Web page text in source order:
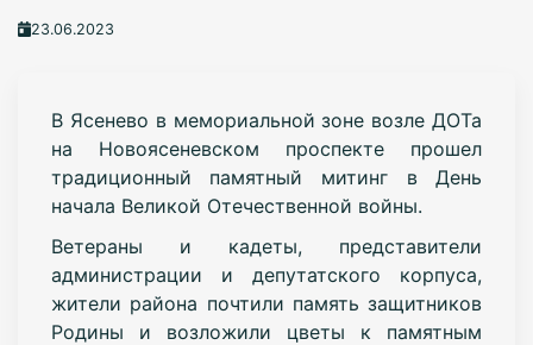
23.06.2023
В Ясенево в мемориальной зоне возле ДОТа
на Новоясеневском проспекте прошел
традиционный памятный митинг в День
начала Великой Отечественной войны.
Ветераны и кадеты, представители
администрации и депутатского корпуса,
жители района почтили память защитников
Родины и возложили цветы к памятным